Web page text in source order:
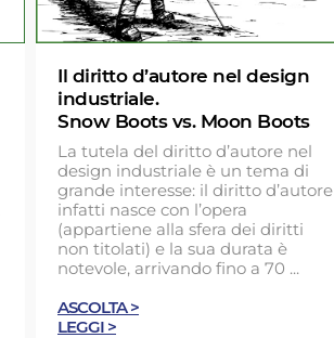
Il diritto d’autore nel design
industriale.
Snow Boots vs. Moon Boots
La tutela del diritto d’autore nel
design industriale è un tema di
grande interesse: il diritto d’autore
infatti nasce con l’opera
(appartiene alla sfera dei diritti
non titolati) e la sua durata è
notevole, arrivando fino a 70 ...
ASCOLTA >
LEGGI >